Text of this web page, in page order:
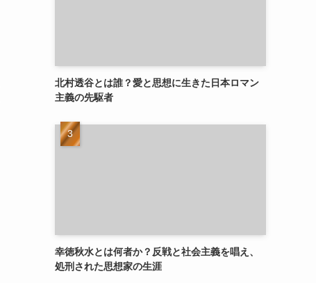
北村透谷とは誰？愛と思想に生きた日本ロマン
主義の先駆者
幸徳秋水とは何者か？反戦と社会主義を唱え、
処刑された思想家の生涯